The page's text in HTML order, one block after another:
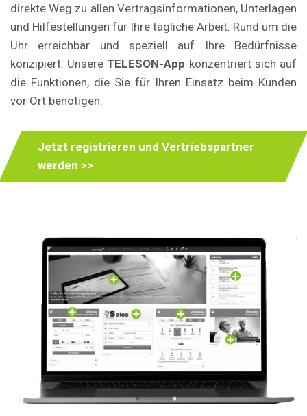
direkte Weg zu allen Vertragsinformationen, Unterlagen
und Hilfestellungen für Ihre tägliche Arbeit. Rund um die
Uhr erreichbar und speziell auf Ihre Bedürfnisse
konzipiert. UnsereTELESON-App konzentriert sich auf
die Funktionen, die Sie für Ihren Einsatz beim Kunden
vor Ort benötigen.
Jetzt registrieren und Vertriebspartner
werden >>